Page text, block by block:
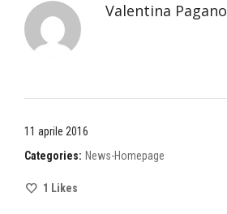
Valentina Pagano
11 aprile 2016
Categories: News-Homepage
1 Likes